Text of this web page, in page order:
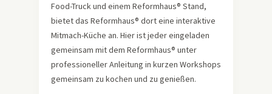
Food-Truck und einem Reformhaus® Stand,
bietet das Reformhaus® dort eine interaktive
Mitmach-Küche an. Hier ist jeder eingeladen
gemeinsam mit dem Reformhaus® unter
professioneller Anleitung in kurzen Workshops
gemeinsam zu kochen und zu genießen.